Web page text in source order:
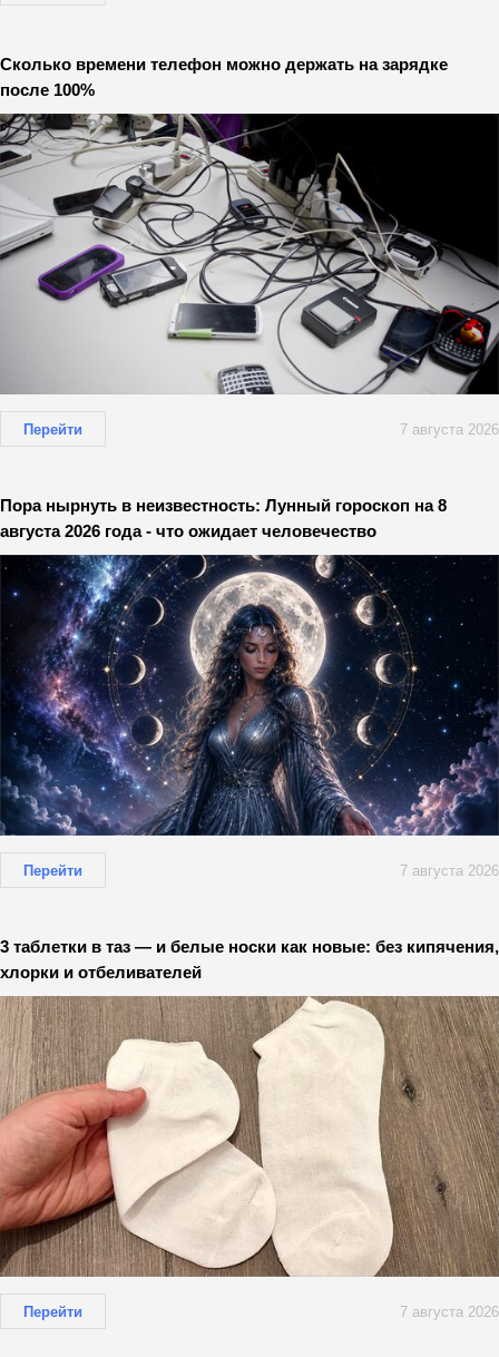
Сколько времени телефон можно держать на зарядке
после 100%
Перейти 7 августа 2026
Пора нырнуть в неизвестность: Лунный гороскоп на 8
августа 2026 года - что ожидает человечество
Перейти 7 августа 2026
3 таблетки в таз — и белые носки как новые: без кипячения,
хлорки и отбеливателей
Перейти 7 августа 2026